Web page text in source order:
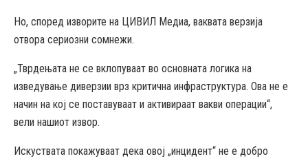
Но, според изворите на ЦИВИЛ Медиа, ваквата верзија
отвора сериозни сомнежи.
„Тврдењата не се вклопуваат во основната логика на
изведување диверзии врз критична инфраструктура. Ова не е
начин на кој се поставуваат и активираат вакви операции“,
вели нашиот извор.
Искуствата покажуваат дека овој „инцидент“ не е добро